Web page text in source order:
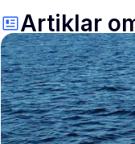
Artiklar